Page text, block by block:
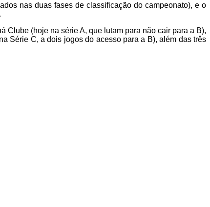
nas duas fases de classificação do campeonato), e o
Clube (hoje na série A, que lutam para não cair para a B),
Série C, a dois jogos do acesso para a B), além das três